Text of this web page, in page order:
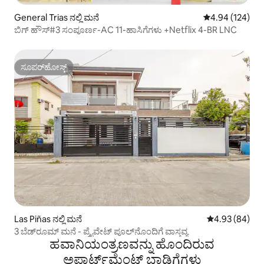
General Trias ನಲ್ಲಿ ಮನೆ 5 ರಲ್ಲಿ 4.94
4.94 (124)
ಬಿಗ್ ಹೌಸ್#3 ಸಂಪೂರ್ಣ-AC 11-ಹಾಸಿಗೆಗಳು +Netflix 4-BR LNC
ಸೂಪರ್‌ಹೋಸ್ಟ್
ಸೂಪರ್‌ಹೋಸ್ಟ್
Las Piñas ನಲ್ಲಿ ಮನೆ 5 ರಲ್ಲಿ 4.93
4.93 (84)
3 ಬೆಡ್‌ರೂಮ್ ಮನೆ - ಪ್ರೈವೇಟ್ ಪೂಲ್‌ನೊಂದಿಗೆ ವಾಸ್ತವ್ಯ
ಹವಾನಿಯಂತ್ರಣವನ್ನು ಹೊಂದಿರುವ
ಅಪಾರ್ಟ್‌ಮೆಂಟ್‌ ಬಾಡಿಗೆಗಳು